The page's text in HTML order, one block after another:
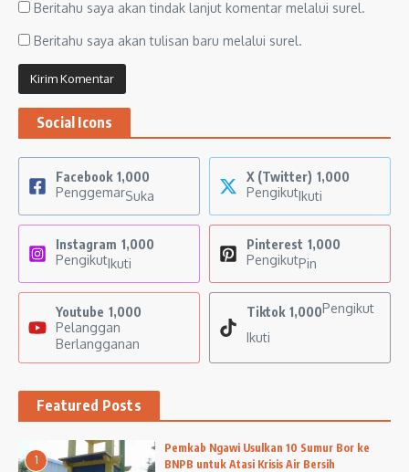
Beritahu saya akan tindak lanjut komentar melalui surel.
Beritahu saya akan tulisan baru melalui surel.
Social Icons
Facebook 1,000
PenggemarSuka
X (Twitter) 1,000
PengikutIkuti
Instagram 1,000
PengikutIkuti
Pinterest 1,000
PengikutPin
Youtube 1,000
Pelanggan
Berlangganan
Tiktok 1,000Pengikut
Ikuti
Featured Posts
1
Pemkab Ngawi Usulkan 10 Sumur Bor ke
BNPB untuk Atasi Krisis Air Bersih